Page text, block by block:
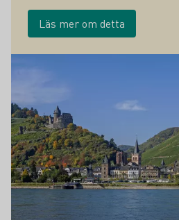
Läs mer om detta
Höjdpunkter i